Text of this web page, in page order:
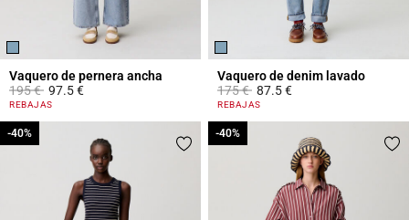
Vaquero de pernera ancha
Price reduced from
195 €to97.5 €
4,5 out of 5 Customer Rating
REBAJAS
Vaquero de denim lavado
Price reduced from
175 €to87.5 €
5 out of 5 Customer Rating
REBAJAS
-40%
-40% -40%
-40%